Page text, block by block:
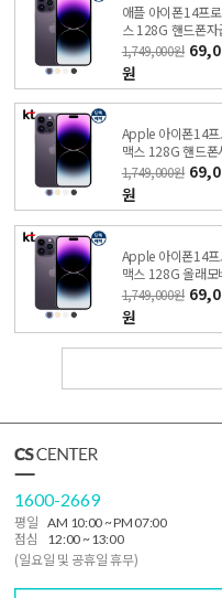
애플 아이폰14프
스 128G 핸드폰자
제 비밀 특가폰 KT
점
1,749,000원
원
Apple 아이폰14
맥스 128G 핸드폰
는법 비밀 특가폰
케이티샵
1,749,000원
원
Apple 아이폰14
맥스 128G 올래모
일 비밀 특가폰 직
샵
1,749,000원
원
1600-2669
평일
AM 10:00 ~ PM 07:00
점심
12:00 ~ 13:00
(일요일 및 공휴일 휴무)